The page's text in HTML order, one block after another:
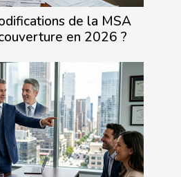
de la MSA
en 2026 ?